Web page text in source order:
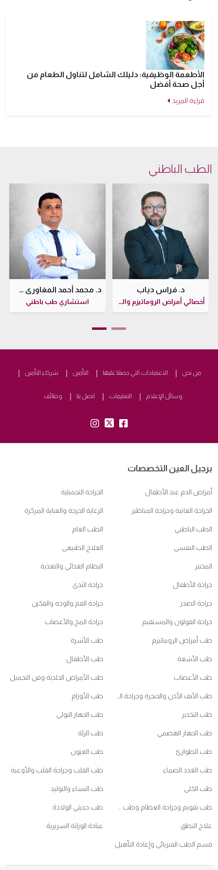
الأطعمة الوظيفية: دليلك الشامل لتناول الطعام من
أجل صحة أفضل
قراءة المزيد
الطب الباطني
د. فراس دياب
أخصائي أمراض الروماتيزم والطب الباطني
د. محمد أحمد المغاوري شنب
استشاري طب باطني
من نحن الاعتمادات التي حصلنا عليها التأمين شركاء التأمين
وسائل الإعلام التعليمات اتصل بنا وظائف
fb:
tw:
insta:
برجيل العين التخصصات
أمراض الدم عند الأطفال الجراحة التجميلية
الجراحة العامة وجراحة المناظير الرعاية الحرجة والعناية المركزة
الطب الباطني الطب العام
الطب النفسي العلاج الطبيعي
المختبر النظام الغذائي والتغذية
جراحة الأطفال جراحة الثدي
جراحة الصدر جراحة الفم والوجه والفكين
جراحة القولون والمستقيم جراحة المخ والأعصاب
طب أمراض الروماتيزم طب الأسرة
طب الأشعة طب الأطفال
طب الأعصاب طب الأمراض الجلدية وفن التجميل
طب الأورام
طب التخدير طب الجهاز البولي
طب الجهاز الهضمي طب الرئة
طب الطوارئ طب العيون
طب الغدد الصماء طب القلب وجراحة القلب والأوعية
طب الكلي طب النساء والتوليد
طب حديثي الولادة
علاج النطق عيادة الوراثة السريرية
قسم الطب الفيزيائي وإعادة التأهيل